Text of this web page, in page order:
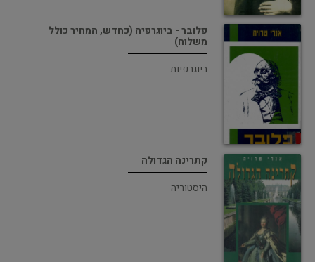
פלובר - ביוגרפיה (כחדש, המחיר כולל
משלוח)
ביוגרפיות
קתרינה הגדולה
היסטוריה